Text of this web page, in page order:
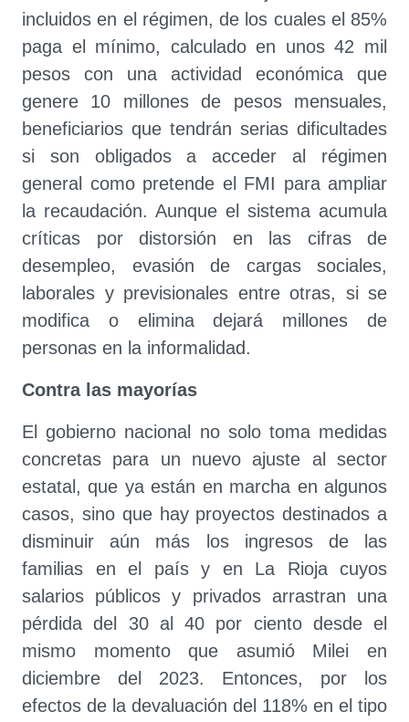
incluidos en el régimen, de los cuales el 85%
paga el mínimo, calculado en unos 42 mil
pesos con una actividad económica que
genere 10 millones de pesos mensuales,
beneficiarios que tendrán serias dificultades
si son obligados a acceder al régimen
general como pretende el FMI para ampliar
la recaudación. Aunque el sistema acumula
críticas por distorsión en las cifras de
desempleo, evasión de cargas sociales,
laborales y previsionales entre otras, si se
modifica o elimina dejará millones de
personas en la informalidad.
Contra las mayorías
El gobierno nacional no solo toma medidas
concretas para un nuevo ajuste al sector
estatal, que ya están en marcha en algunos
casos, sino que hay proyectos destinados a
disminuir aún más los ingresos de las
familias en el país y en La Rioja cuyos
salarios públicos y privados arrastran una
pérdida del 30 al 40 por ciento desde el
mismo momento que asumió Milei en
diciembre del 2023. Entonces, por los
efectos de la devaluación del 118% en el tipo